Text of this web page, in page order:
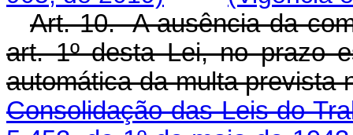
Art. 10. A ausência da
art. 1º desta Lei, no prazo
automática da multa prevista
Consolidação das Leis do